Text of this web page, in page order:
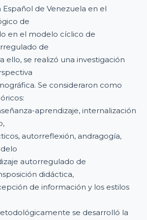
de Venezuela en el
de
en el modelo cíclico de
de
ello, se realizó una investigación
Se consideraron como
aprendizaje, internalización
autorreflexión, andragogía,
autorregulado de
didáctica,
de información y los estilos
se desarrolló la